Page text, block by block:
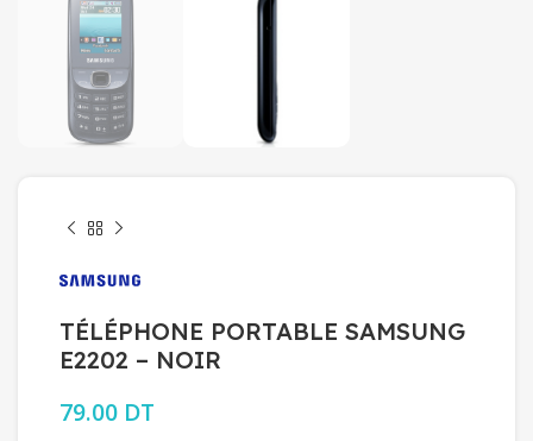
TÉLÉPHONE PORTABLE SAMSUNG
E2202 – NOIR
79.00 DT